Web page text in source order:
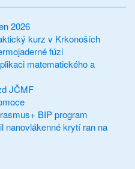
2026
kurz v Krkonoších
fúzi
matematického a
JČMF
BIP program
nanovlákenné krytí ran na